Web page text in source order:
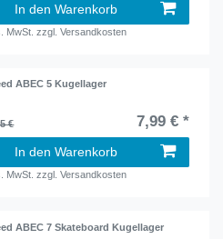
In den Warenkorb
MwSt. zzgl.Versandkosten
ABEC 5 Kugellager
€ 7,99 € *
In den Warenkorb
MwSt. zzgl.Versandkosten
ABEC 7 Skateboard Kugellager